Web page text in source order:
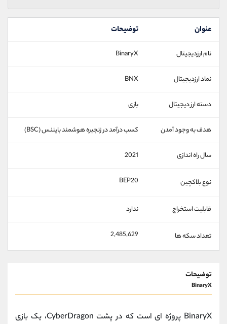
عنوان توضیحات
نام ارزدیجیتال BinaryX
نماد ارزدیجیتال BNX
دسته ارز دیجیتال بازی
هدف به وجود آمدن کسب درآمد در زنجیره هوشمند بایننس (BSC)
سال راه اندازی 2021
نوع بلاکچین BEP20
قابلیت استخراج ندارد
تعداد سکه ها 2,485,629
توضیحات
BinaryX
BinaryX پروژه ای است که در پشت CyberDragon، یک بازی